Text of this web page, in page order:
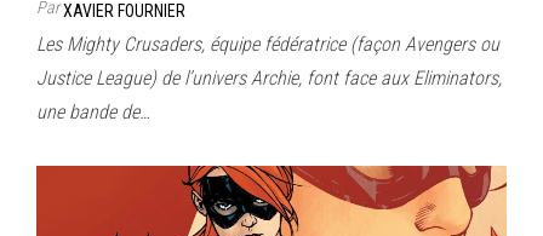
ParXAVIER FOURNIER
Les Mighty Crusaders, équipe fédératrice (façon Avengers ou
Justice League) de l’univers Archie, font face aux Eliminators,
une bande de…